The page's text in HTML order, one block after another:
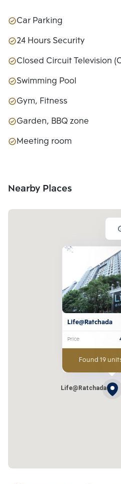
Car Parking
24 Hours Security
Closed Circuit Television
Swimming Pool
Gym, Fitness
Garden, BBQ zone
Meeting room
Nearby Places
Life@Ratchada
Life@Ratchada
Price
Found 19